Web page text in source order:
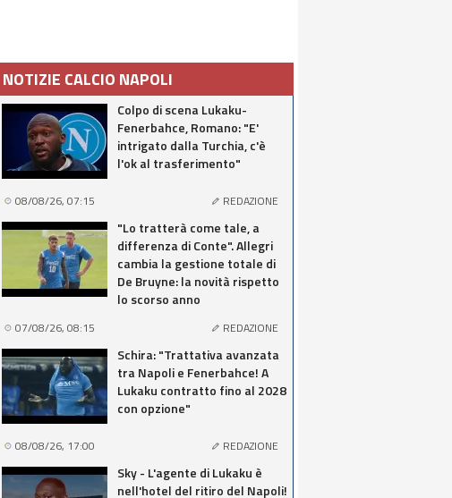
NOTIZIE CALCIO NAPOLI
Colpo di scena Lukaku-
Fenerbahce, Romano: "E'
intrigato dalla Turchia, c'è
l'ok al trasferimento"
08/08/26, 07:15 REDAZIONE
"Lo tratterà come tale, a
differenza di Conte". Allegri
cambia la gestione totale di
De Bruyne: la novità rispetto
lo scorso anno
07/08/26, 08:15 REDAZIONE
Schira: "Trattativa avanzata
tra Napoli e Fenerbahce! A
Lukaku contratto fino al 2028
con opzione"
08/08/26, 17:00 REDAZIONE
Sky - L'agente di Lukaku è
nell'hotel del ritiro del Napoli!